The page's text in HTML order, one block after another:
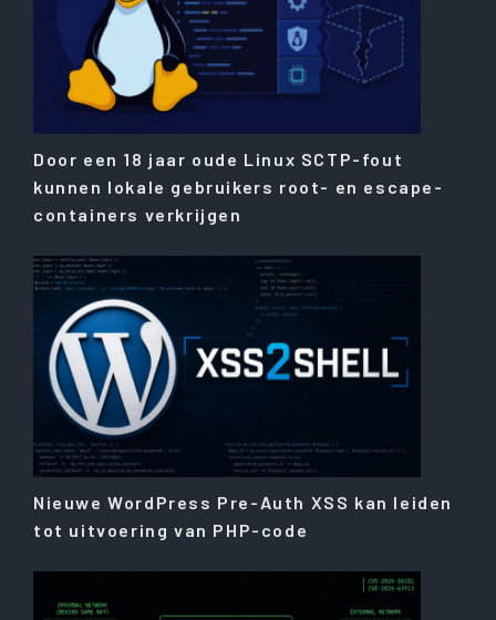
Door een 18 jaar oude Linux SCTP-fout
kunnen lokale gebruikers root- en escape-
containers verkrijgen
Nieuwe WordPress Pre-Auth XSS kan leiden
tot uitvoering van PHP-code